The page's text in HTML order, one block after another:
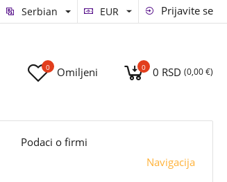
Serbian EUR Prijavite se
0 Omiljeni 0 0 RSD (0,00 €)
Podaci o firmi
Navigacija